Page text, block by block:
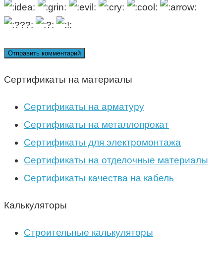
Сертификаты на материалы
Сертификаты на арматуру
Сертификаты на металлопрокат
Сертификаты для электромонтажа
Сертификаты на отделочные материалы
Сертификаты качества на кабель
Калькуляторы
Строительные калькуляторы